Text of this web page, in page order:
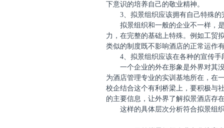
下意识的培养自己的敬业精神。
3、拟景组织应该拥有自己特殊
拟景组织和一般的企业不一样，
力，在完整的基础上特殊。例如工贸
类似的制度既不影响酒店的正常运作
4、拟景组织应该在各种的宣传
一个企业的外在形象是外界对其
为酒店管理专业的实训基地所在，在
校企结合这个有利桥梁上，要积极与
的主要信息，让外界了解拟景酒店存
这样的具体层次分析符合拟景组